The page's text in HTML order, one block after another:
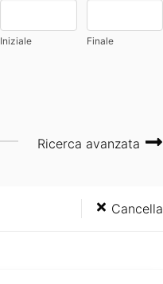
Iniziale Finale
Ricerca avanzata
Cancella